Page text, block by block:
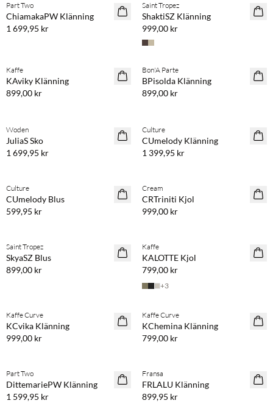
NYHET
Part Two
ChiamakaPW Klänning
1 699,95 kr
NYHET
Saint Tropez
ShaktiSZ Klänning
999,00 kr
NYHET
Kaffe
KAviky Klänning
899,00 kr
NYHET
Köp min. 2 & spara 20 %
Bon'A Parte
BPisolda Klänning
899,00 kr
NYHET
Woden
JuliaS Sko
1 699,95 kr
NYHET
Culture
CUmelody Klänning
1 399,95 kr
NYHET
Culture
CUmelody Blus
599,95 kr
NYHET
Cream
CRTriniti Kjol
999,00 kr
NYHET
Saint Tropez
SkyaSZ Blus
899,00 kr
NYHET
Kaffe
KALOTTE Kjol
799,00 kr
+3
NYHET
Kaffe Curve
KCvika Klänning
999,00 kr
NYHET
Kaffe Curve
KChemina Klänning
799,00 kr
NYHET
Part Two
DittemariePW Klänning
1 599,95 kr
NYHET
Fransa
FRLALU Klänning
899,95 kr